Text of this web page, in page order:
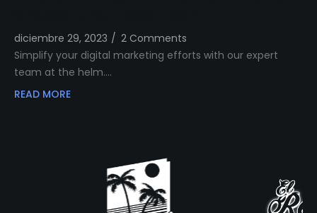
diciembre 29, 2023 / 2 Comments
Simplify your digital marketing efforts with our expert
team at the helm.…
READ MORE